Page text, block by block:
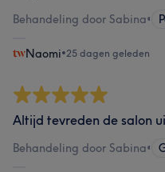
Behandeling door Sabina•
Naomi•25 dagen geleden
Altijd tevreden de salon
Behandeling door Sabina•